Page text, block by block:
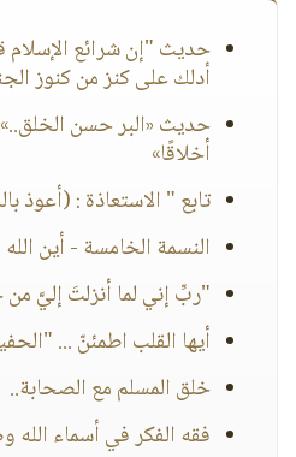
حديث "إن شرائع الإسلام
أدلك على كنز من كنوز
حديث «البر حسن
أخلاقًا»
تابع " الاستعاذة : (أعوذ
النسمة الخامسة - أين الله
"ربِّ إني لما أنزلتَ إليَّ
أيها القلب اطمئنّ ...
خلق المسلم مع الصحابة..
فقه الفكر في أسماء الله